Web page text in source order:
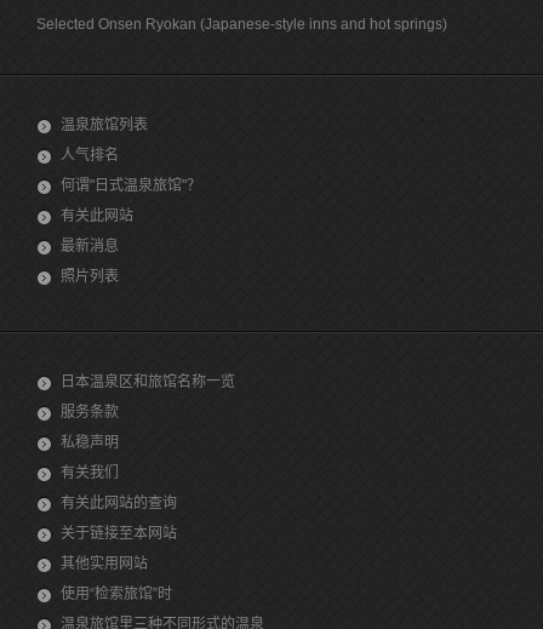
Selected Onsen Ryokan (Japanese-style inns and hot springs)
温泉旅馆列表
人气排名
何谓"日式温泉旅馆"？
有关此网站
最新消息
照片列表
日本温泉区和旅馆名称一览
服务条款
私稳声明
有关我们
有关此网站的查询
关于链接至本网站
其他实用网站
使用“检索旅馆”时
温泉旅馆里三种不同形式的温泉